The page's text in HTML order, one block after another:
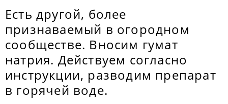
Есть другой, более
признаваемый в огородном
сообществе. Вносим гумат
натрия. Действуем согласно
инструкции, разводим препарат
в горячей воде.